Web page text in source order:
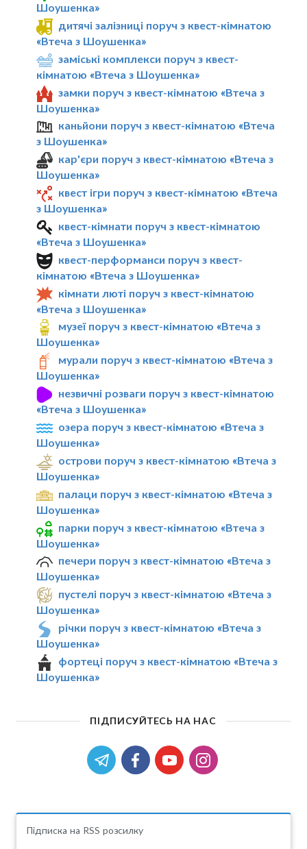
Шоушенка»
дитячі залізниці поруч з квест-кімнатою
«Втеча з Шоушенка»
заміські комплекси поруч з квест-
кімнатою «Втеча з Шоушенка»
замки поруч з квест-кімнатою «Втеча з
Шоушенка»
каньйони поруч з квест-кімнатою «Втеча
з Шоушенка»
кар'єри поруч з квест-кімнатою «Втеча з
Шоушенка»
квест ігри поруч з квест-кімнатою «Втеча
з Шоушенка»
квест-кімнати поруч з квест-кімнатою
«Втеча з Шоушенка»
квест-перформанси поруч з квест-
кімнатою «Втеча з Шоушенка»
кімнати люті поруч з квест-кімнатою
«Втеча з Шоушенка»
музеї поруч з квест-кімнатою «Втеча з
Шоушенка»
мурали поруч з квест-кімнатою «Втеча з
Шоушенка»
незвичні розваги поруч з квест-кімнатою
«Втеча з Шоушенка»
озера поруч з квест-кімнатою «Втеча з
Шоушенка»
острови поруч з квест-кімнатою «Втеча з
Шоушенка»
палаци поруч з квест-кімнатою «Втеча з
Шоушенка»
парки поруч з квест-кімнатою «Втеча з
Шоушенка»
печери поруч з квест-кімнатою «Втеча з
Шоушенка»
пустелі поруч з квест-кімнатою «Втеча з
Шоушенка»
річки поруч з квест-кімнатою «Втеча з
Шоушенка»
фортеці поруч з квест-кімнатою «Втеча з
Шоушенка»
ПІДПИСУЙТЕСЬ НА НАС
Підписка на RSS розсилку